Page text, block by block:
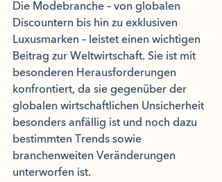
Die Modebranche – von globalen
Discountern bis hin zu exklusiven
Luxusmarken – leistet einen wichtigen
Beitrag zur Weltwirtschaft. Sie ist mit
besonderen Herausforderungen
konfrontiert, da sie gegenüber der
globalen wirtschaftlichen Unsicherheit
besonders anfällig ist und noch dazu
bestimmten Trends sowie
branchenweiten Veränderungen
unterworfen ist.